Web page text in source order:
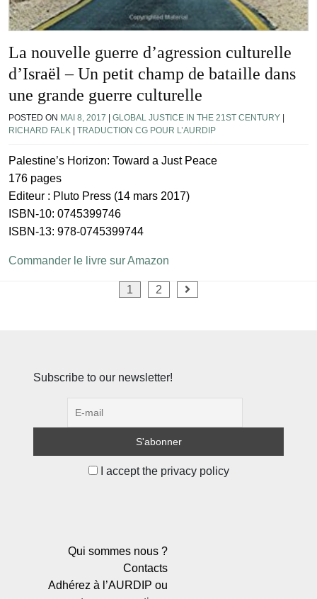
La nouvelle guerre d’agression culturelle
d’Israël – Un petit champ de bataille dans
une grande guerre culturelle
POSTED ON MAI 8, 2017 | GLOBAL JUSTICE IN THE 21ST CENTURY |
RICHARD FALK | TRADUCTION CG POUR L’AURDIP
Palestine’s Horizon: Toward a Just Peace
176 pages
Editeur : Pluto Press (14 mars 2017)
ISBN-10: 0745399746
ISBN-13: 978-0745399744
Commander le livre sur Amazon
1 2
Subscribe to our newsletter!
I accept the privacy policy
Qui sommes nous ?
Contacts
Adhérez à l’AURDIP ou